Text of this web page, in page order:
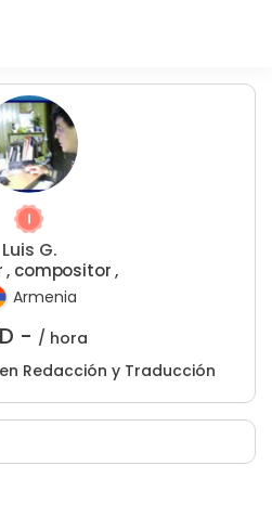
Luis G.
, compositor ,
Armenia
- / hora
Redacción y Traducción